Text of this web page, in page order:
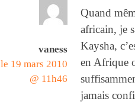
vaness
le 19 mars 2010
@ 11h46
Quand
africain, je
Kaysha,
en Afrique
jamais